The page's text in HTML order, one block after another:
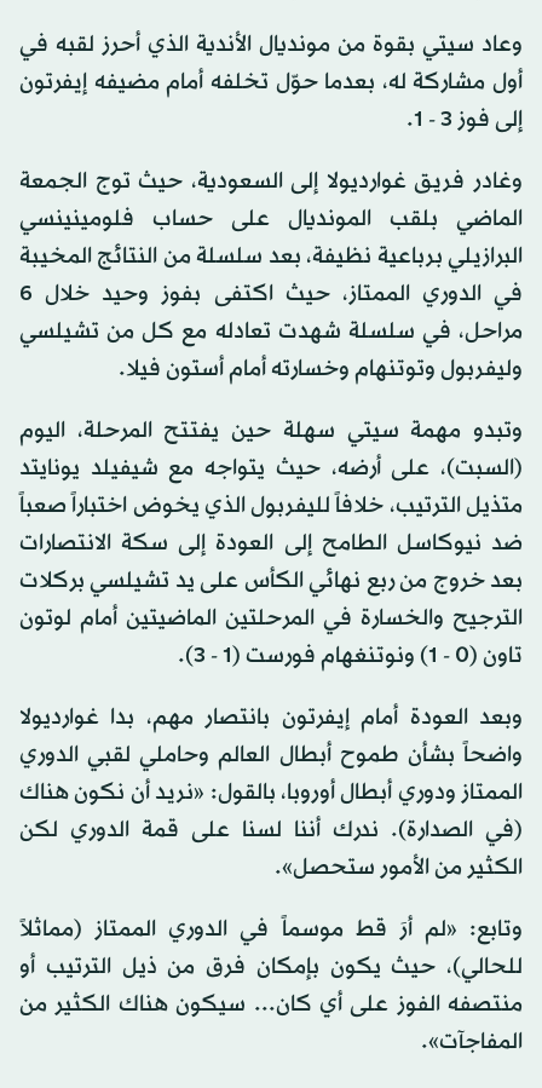
وعاد سيتي بقوة من مونديال الأندية الذي أحرز لقبه في
أول مشاركة له، بعدما حوّل تخلفه أمام مضيفه إيفرتون
إلى فوز 3 - 1.
وغادر فريق غوارديولا إلى السعودية، حيث توج الجمعة
الماضي بلقب المونديال على حساب فلومينينسي
البرازيلي برباعية نظيفة، بعد سلسلة من النتائج المخيبة
في الدوري الممتاز، حيث اكتفى بفوز وحيد خلال 6
مراحل، في سلسلة شهدت تعادله مع كل من تشيلسي
وليفربول وتوتنهام وخسارته أمام أستون فيلا.
وتبدو مهمة سيتي سهلة حين يفتتح المرحلة، اليوم
(السبت)، على أرضه، حيث يتواجه مع شيفيلد يونايتد
متذيل الترتيب، خلافاً لليفربول الذي يخوض اختباراً صعباً
ضد نيوكاسل الطامح إلى العودة إلى سكة الانتصارات
بعد خروج من ربع نهائي الكأس على يد تشيلسي بركلات
الترجيح والخسارة في المرحلتين الماضيتين أمام لوتون
تاون (0 - 1) ونوتنغهام فورست (1 - 3).
وبعد العودة أمام إيفرتون بانتصار مهم، بدا غوارديولا
واضحاً بشأن طموح أبطال العالم وحاملي لقبي الدوري
الممتاز ودوري أبطال أوروبا، بالقول: «نريد أن نكون هناك
(في الصدارة). ندرك أننا لسنا على قمة الدوري لكن
الكثير من الأمور ستحصل».
وتابع: «لم أرَ قط موسماً في الدوري الممتاز (مماثلاً
للحالي)، حيث يكون بإمكان فرق من ذيل الترتيب أو
منتصفه الفوز على أي كان... سيكون هناك الكثير من
المفاجآت».